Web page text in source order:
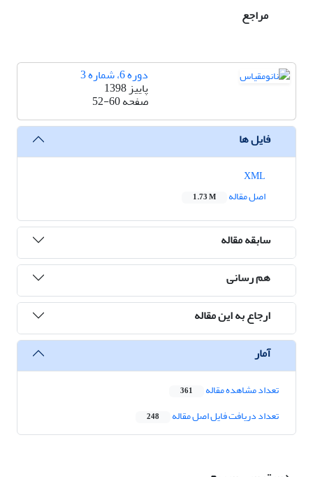
مراجع
دوره 6، شماره 3
پاییز 1398
صفحه52-60
فایل ها
اصل مقاله
1.73 M
سابقه مقاله
هم رسانی
ارجاع به این مقاله
آمار
تعداد مشاهده مقاله 361
تعداد دریافت فایل اصل مقاله 248